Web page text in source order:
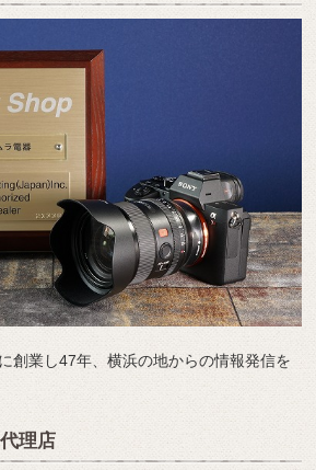
創業し47年、横浜の地からの情報発信を
理店